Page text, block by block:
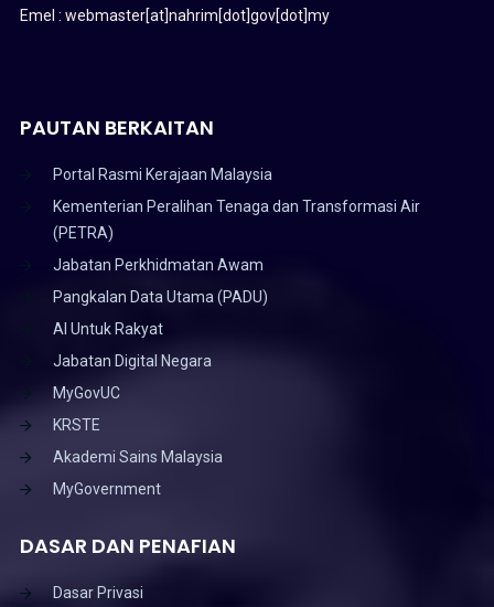
Emel : webmaster[at]nahrim[dot]gov[dot]my
PAUTAN BERKAITAN
Portal Rasmi Kerajaan Malaysia
Kementerian Peralihan Tenaga dan Transformasi Air
(PETRA)
Jabatan Perkhidmatan Awam
Pangkalan Data Utama (PADU)
AI Untuk Rakyat
Jabatan Digital Negara
MyGovUC
KRSTE
Akademi Sains Malaysia
MyGovernment
DASAR DAN PENAFIAN
Dasar Privasi